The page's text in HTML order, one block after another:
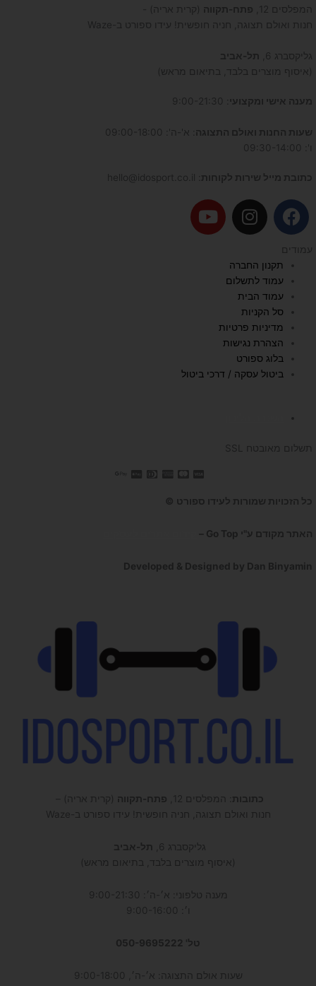
המפלסים 12,
פתח-תקווה (קרית אריה) -
חנות ואולם תצוגה, חניה חופשית! עידו ספורט ב-Waze
גליקסברג 6,
תל-אביב
(איסוף מוצרים בלבד, בתיאום מראש)
מענה אישי ומקצועי
שעות החנות ואולם התצוגה : א'-ה': 09:00-18:00
ו': 09:30-14:00
כתובת מייל שירות לקוחות
F
a
c
e
b
o
o
k
I
n
t
a
g
r
a
m
Y
o
עמודים
תקנון החברה
עמוד לתשלום
עמוד הבית
סל הקניות
מדיניות פרטיות
הצהרת נגישות
בלוג ספורט
ביטול עסקה / דרכי ביטול
תשלום מאובטח SSL
כל הזכויות שמורות לעידו ספורט ©
האתר מקודם ע"י Go Top –
Developed & Designed by Dan Binyamin
כתובות : המפלסים 12, פתח-תקווה (קרית אריה) –
חנות ואולם תצוגה, חניה חופשית! עידו ספורט ב-Waze
גליקסברג 6,
תל-אביב
(איסוף מוצרים בלבד, בתיאום מראש)
מענה טלפוני: א׳-ה׳: 9:00-21:30
טל' 050-9695222
שעות אולם התצוגה: א׳-ה׳, 9:00-18:00